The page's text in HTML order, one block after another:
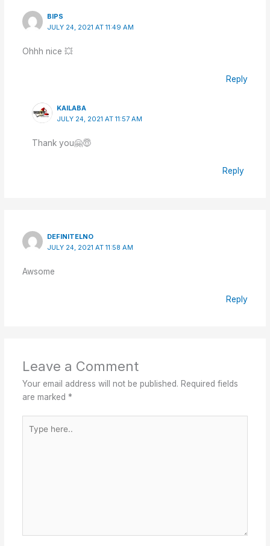
BIPS
JULY 24, 2021 AT 11:49 AM
Ohhh nice 💥
Reply
KAILABA
JULY 24, 2021 AT 11:57 AM
Thank you🤗😇
Reply
DEFINITELNO
JULY 24, 2021 AT 11:58 AM
Awsome
Reply
Leave a Comment
Your email address will not be published. Required fields
are marked *
here..